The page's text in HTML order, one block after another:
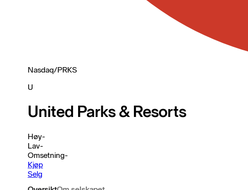
Nasdaq/PRKS
U
United Parks & Resorts
Høy-
Lav-
Omsetning-
Kjøp
Selg